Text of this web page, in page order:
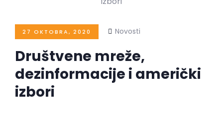
27 OKTOBRA, 2020 Novosti
Društvene mreže,
dezinformacije i američki
izbori